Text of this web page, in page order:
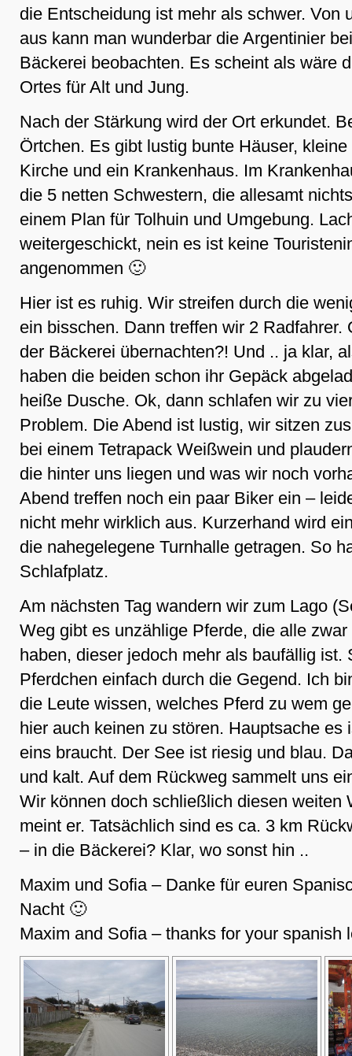
die Entscheidung ist mehr als schwer. Von
aus kann man wunderbar die Argentinier
Bäckerei beobachten. Es scheint als wäre
Ortes für Alt und Jung.
Nach der Stärkung wird der Ort erkundet.
Örtchen. Es gibt lustig bunte Häuser,
Kirche und ein Krankenhaus. Im
die 5 netten Schwestern, die allesamt
einem Plan für Tolhuin und Umgebung.
weitergeschickt, nein es ist keine
angenommen 🙂
Hier ist es ruhig. Wir streifen durch die
ein bisschen. Dann treffen wir 2 Radfahrer.
der Bäckerei übernachten?! Und .. ja klar,
haben die beiden schon ihr Gepäck
heiße Dusche. Ok, dann schlafen wir zu
Problem. Die Abend ist lustig, wir sitzen
bei einem Tetrapack Weißwein und
die hinter uns liegen und was wir noch
Abend treffen noch ein paar Biker ein –
nicht mehr wirklich aus. Kurzerhand wird
die nahegelegene Turnhalle getragen. So
Schlafplatz.
Am nächsten Tag wandern wir zum Lago
Weg gibt es unzählige Pferde, die alle
haben, dieser jedoch mehr als baufällig ist.
Pferdchen einfach durch die Gegend. Ich
die Leute wissen, welches Pferd zu wem
hier auch keinen zu stören. Hauptsache es
eins braucht. Der See ist riesig und blau.
und kalt. Auf dem Rückweg sammelt uns
Wir können doch schließlich diesen weiten
meint er. Tatsächlich sind es ca. 3 km
– in die Bäckerei? Klar, wo sonst hin ..
Maxim und Sofia – Danke für euren
Nacht 🙂
Maxim and Sofia – thanks for your spanish